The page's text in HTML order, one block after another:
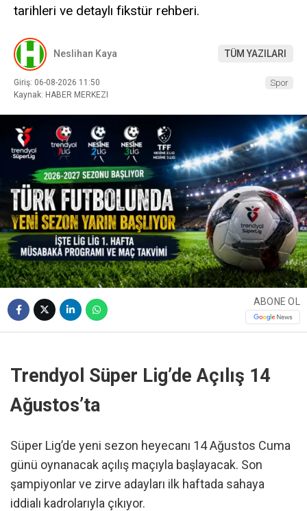
tarihleri ve detaylı fikstür rehberi.
Neslihan Kaya TÜM YAZILARI
Giriş: 06-08-2026 11:50
Kaynak: HABER MERKEZI
Spor
ABONE OL
Trendyol Süper Lig’de Açılış 14
Ağustos’ta
Süper Lig’de yeni sezon heyecanı 14 Ağustos Cuma
günü oynanacak açılış maçıyla başlayacak. Son
şampiyonlar ve zirve adayları ilk haftada sahaya
iddialı kadrolarıyla çıkıyor.